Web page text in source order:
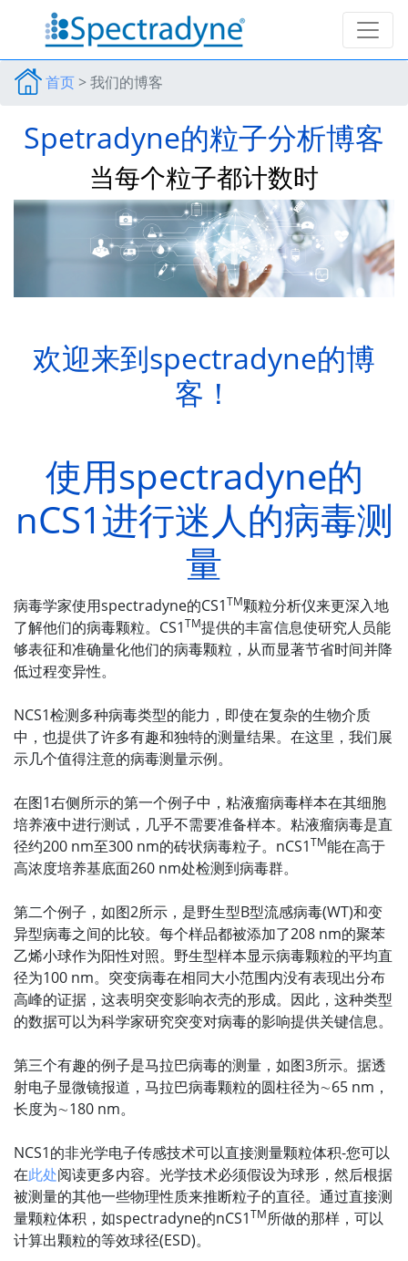
首页 >我们的博客
Spetradyne的粒子分析博客
当每个粒子都计数时
欢迎来到spectradyne的博
客！
使用spectradyne的
nCS1进行迷人的病毒测
量
病毒学家使用spectradyne的CS1TM颗粒分析仪来更深入地
了解他们的病毒颗粒。CS1TM提供的丰富信息使研究人员能
够表征和准确量化他们的病毒颗粒，从而显著节省时间并降
低过程变异性。
NCS1检测多种病毒类型的能力，即使在复杂的生物介质
中，也提供了许多有趣和独特的测量结果。在这里，我们展
示几个值得注意的病毒测量示例。
在图1右侧所示的第一个例子中，粘液瘤病毒样本在其细胞
培养液中进行测试，几乎不需要准备样本。粘液瘤病毒是直
径约200 nm至300 nm的砖状病毒粒子。nCS1TM能在高于
高浓度培养基底面260 nm处检测到病毒群。
第二个例子，如图2所示，是野生型B型流感病毒(WT)和变
异型病毒之间的比较。每个样品都被添加了208 nm的聚苯
乙烯小球作为阳性对照。野生型样本显示病毒颗粒的平均直
径为100 nm。突变病毒在相同大小范围内没有表现出分布
高峰的证据，这表明突变影响衣壳的形成。因此，这种类型
的数据可以为科学家研究突变对病毒的影响提供关键信息。
第三个有趣的例子是马拉巴病毒的测量，如图3所示。据透
射电子显微镜报道，马拉巴病毒颗粒的圆柱径为∼65 nm，
长度为∼180 nm。
NCS1的非光学电子传感技术可以直接测量颗粒体积-您可以
在此处阅读更多内容。光学技术必须假设为球形，然后根据
被测量的其他一些物理性质来推断粒子的直径。通过直接测
量颗粒体积，如spectradyne的nCS1TM所做的那样，可以
计算出颗粒的等效球径(ESD)。